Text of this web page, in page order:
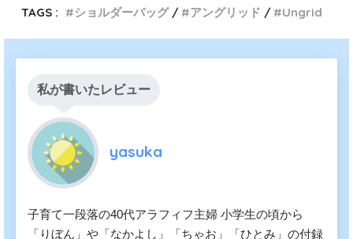
TAGS :
ショルダーバッグ アングリッド Ungrid
私が書いたレビュー
yasuka
子育て一段落の40代アラフィフ主婦 小学生の頃から
「りぼん」や「なかよし」「ちゃお」「ひとみ」の付録